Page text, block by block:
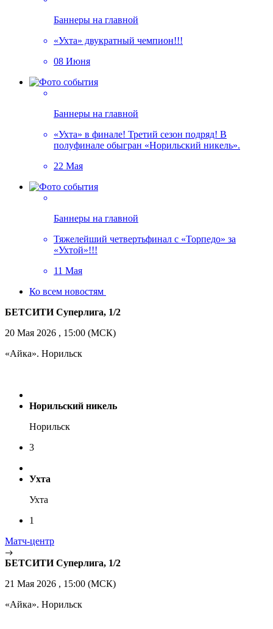
Баннеры на главной
«Ухта» двукратный чемпион!!!
08 Июня
Баннеры на главной
«Ухта» в финале! Третий сезон подряд! В
полуфинале обыгран «Норильский никель».
22 Мая
Баннеры на главной
Тяжелейший четвертьфинал с «Торпедо» за
«Ухтой»!!!
11 Мая
Ко всем новостям
БЕТСИТИ Суперлига, 1/2
20 Мая 2026 , 15:00 (МСК)
«Айка». Норильск
Норильский никель
Норильск
3
Ухта
Ухта
1
Матч-центр
БЕТСИТИ Суперлига, 1/2
21 Мая 2026 , 15:00 (МСК)
«Айка». Норильск